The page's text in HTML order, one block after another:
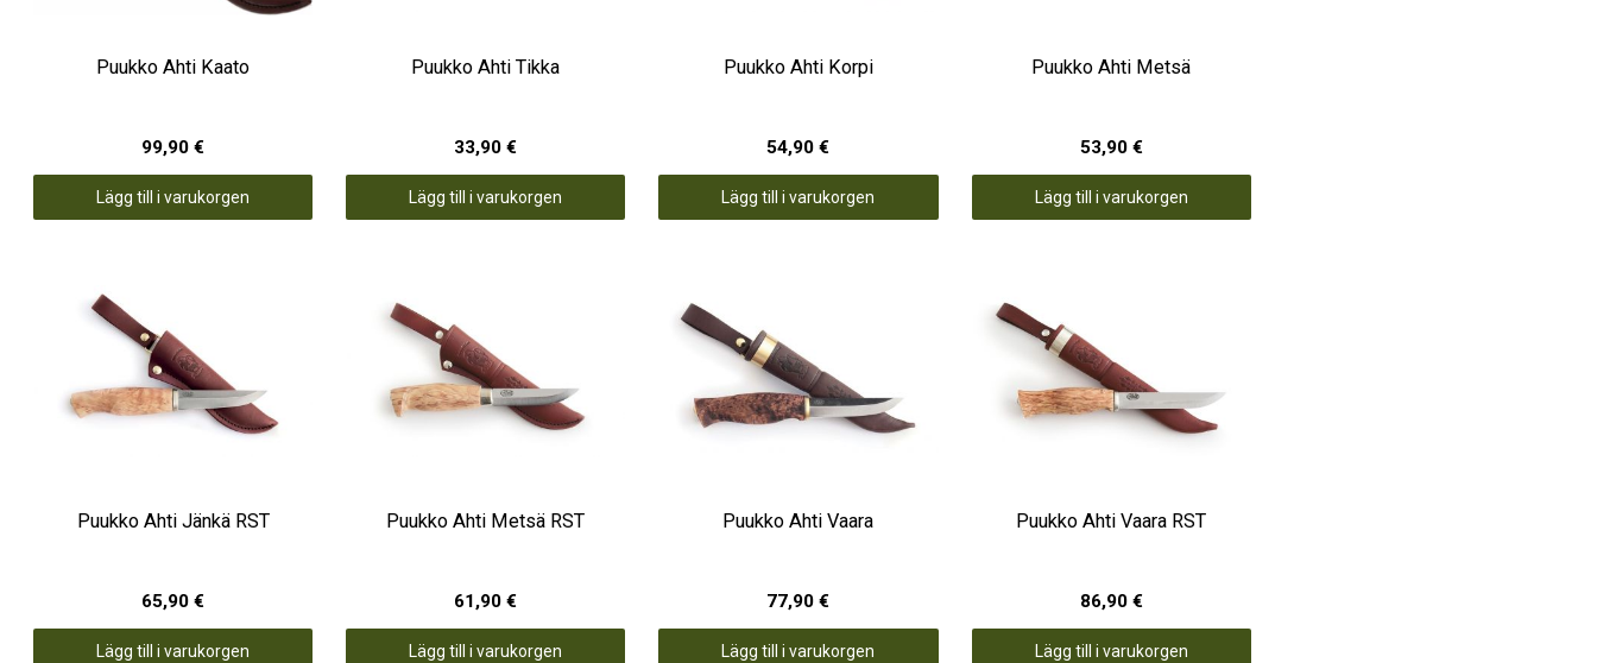
Puukko Ahti Kaato
99,90 €
Lägg till i varukorgen
Puukko Ahti Tikka
33,90 €
Lägg till i varukorgen
Puukko Ahti Korpi
54,90 €
Lägg till i varukorgen
Puukko Ahti Metsä
53,90 €
Lägg till i varukorgen
Puukko Ahti Jänkä RST
65,90 €
Lägg till i varukorgen
Puukko Ahti Metsä RST
61,90 €
Lägg till i varukorgen
Puukko Ahti Vaara
77,90 €
Lägg till i varukorgen
Puukko Ahti Vaara RST
86,90 €
Lägg till i varukorgen